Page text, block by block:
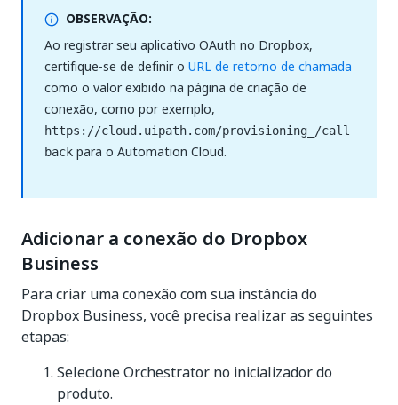
OBSERVAÇÃO:
Ao registrar seu aplicativo OAuth no Dropbox,
certifique-se de definir o URL de retorno de chamada
como o valor exibido na página de criação de
conexão, como por exemplo,
https://cloud.uipath.com/provisioning_/call
back para o Automation Cloud.
Adicionar a conexão do Dropbox
Business
Para criar uma conexão com sua instância do
Dropbox Business, você precisa realizar as seguintes
etapas:
Selecione Orchestrator no inicializador do
produto.